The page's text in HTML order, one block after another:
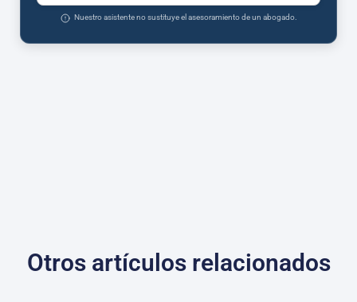
Nuestro asistente no sustituye el asesoramiento de un abogado.
Otros artículos relacionados